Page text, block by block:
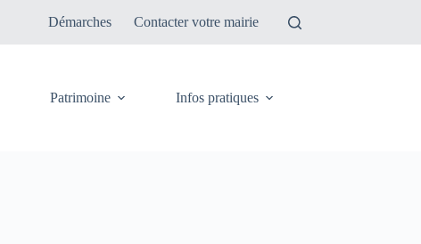
Démarches Contacter votre mairie
Patrimoine Infos pratiques